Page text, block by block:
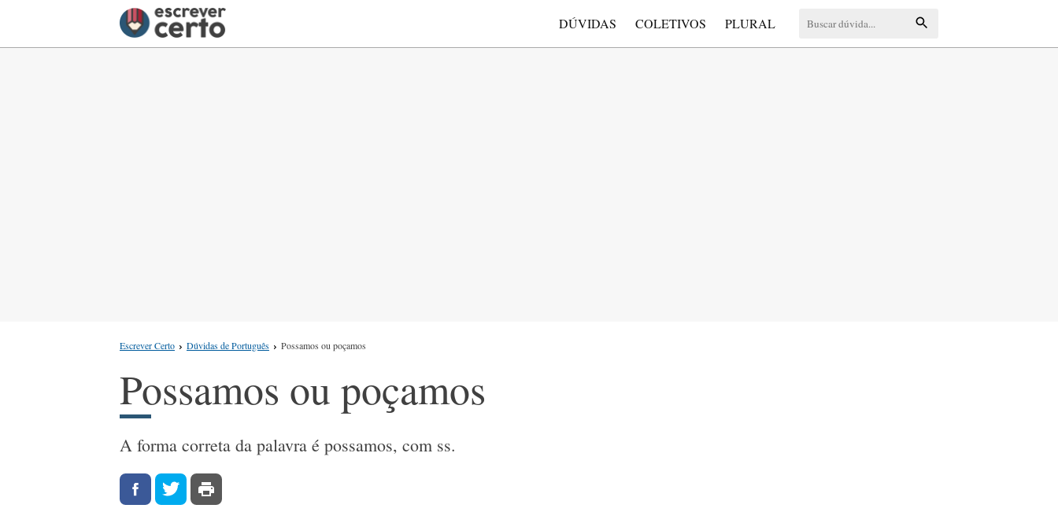
DÚVIDAS COLETIVOS PLURAL
Escrever Certo Dúvidas de Português Possamos ou poçamos
Possamos ou poçamos
A forma correta da palavra é possamos, com ss.